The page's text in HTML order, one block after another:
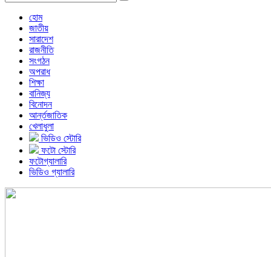
হোম
জাতীয়
সারাদেশ
রাজনীতি
সংগঠন
অপরাধ
শিক্ষা
বানিজ্য
বিনোদন
আর্ন্তজাতিক
খেলাধুলা
ভিডিও স্টোরি
ফটো স্টোরি
ফটোগ্যালারি
ভিডিও গ্যালারি